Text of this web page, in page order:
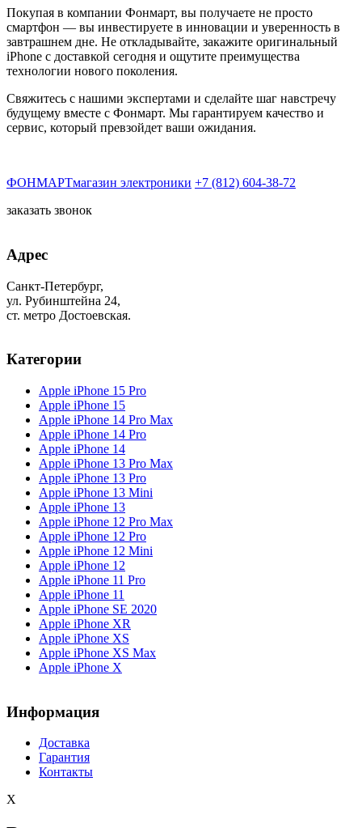
Покупая в компании Фонмарт, вы получаете не просто
смартфон — вы инвестируете в инновации и уверенность в
завтрашнем дне. Не откладывайте, закажите оригинальный
iPhone с доставкой сегодня и ощутите преимущества
технологии нового поколения.
Свяжитесь с нашими экспертами и сделайте шаг навстречу
будущему вместе с Фонмарт. Мы гарантируем качество и
сервис, который превзойдет ваши ожидания.
ФОНМАРТмагазин электроники +7 (812) 604-38-72
заказать звонок
Адрес
Санкт-Петербург,
ул. Рубинштейна 24,
ст. метро Достоевская.
Категории
Apple iPhone 15 Pro
Apple iPhone 15
Apple iPhone 14 Pro Max
Apple iPhone 14 Pro
Apple iPhone 14
Apple iPhone 13 Pro Max
Apple iPhone 13 Pro
Apple iPhone 13 Mini
Apple iPhone 13
Apple iPhone 12 Pro Max
Apple iPhone 12 Pro
Apple iPhone 12 Mini
Apple iPhone 12
Apple iPhone 11 Pro
Apple iPhone 11
Apple iPhone SE 2020
Apple iPhone XR
Apple iPhone XS
Apple iPhone XS Max
Apple iPhone X
Информация
Доставка
Гарантия
Контакты
X